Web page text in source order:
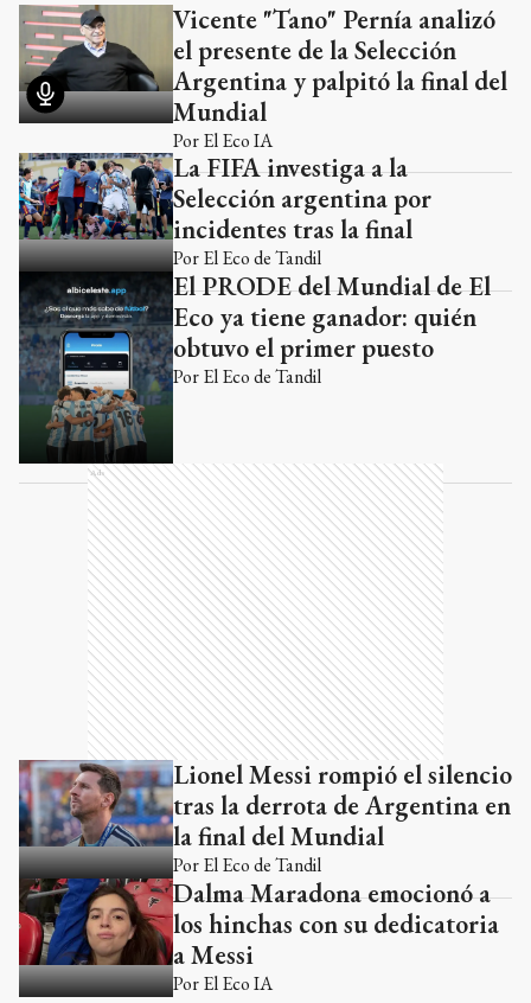
Vicente "Tano" Pernía analizó
el presente de la Selección
Argentina y palpitó la final del
Mundial
PorEl Eco IA
La FIFA investiga a la
Selección argentina por
incidentes tras la final
PorEl Eco de Tandil
El PRODE del Mundial de El
Eco ya tiene ganador: quién
obtuvo el primer puesto
PorEl Eco de Tandil
Ads
Lionel Messi rompió el silencio
tras la derrota de Argentina en
la final del Mundial
PorEl Eco de Tandil
Dalma Maradona emocionó a
los hinchas con su dedicatoria
a Messi
PorEl Eco IA